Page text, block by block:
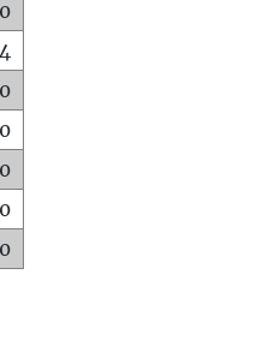
0
4
0
0
0
0
0